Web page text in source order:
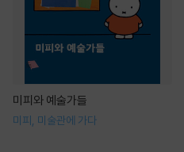
미피와 예술가들
미피, 미술관에 가다